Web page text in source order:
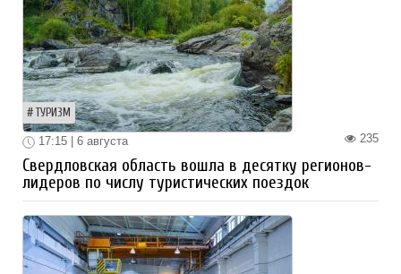
ТУРИЗМ
235
17:15 | 6 августа
Свердловская область вошла в десятку регионов-
лидеров по числу туристических поездок